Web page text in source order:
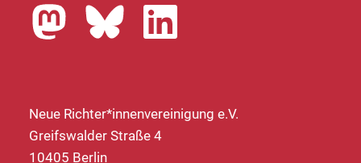
Neue Richter*innenvereinigung e.V.
Greifswalder Straße 4
10405 Berlin